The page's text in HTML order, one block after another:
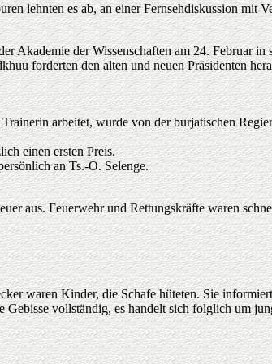
lehnten es ab, an einer Fernsehdiskussion mit
Akademie der Wissenschaften am 24. Februar in
forderten den alten und neuen Präsidenten
arbeitet, wurde von der burjatischen
einen ersten Preis.
an Ts.-O. Selenge.
aus. Feuerwehr und Rettungskräfte waren
waren Kinder, die Schafe hüteten. Sie
vollständig, es handelt sich folglich um